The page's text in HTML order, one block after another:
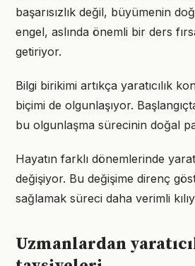
başarısızlık değil, büyümenin
engel, aslında önemli bir ders
getiriyor.
Bilgi birikimi artıkça yaratıcılık
biçimi de olgunlaşıyor.
bu olgunlaşma sürecinin doğal
Hayatın farklı dönemlerinde
değişiyor. Bu değişime direnç
sağlamak süreci daha verimli
Uzmanlardan